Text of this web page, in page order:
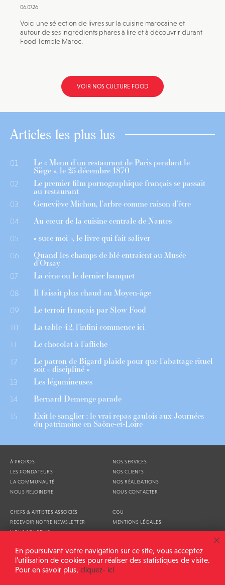
06.07.26
Voici une sélection de livres sur la cuisine marocaine et
autour de ses ingrédients phares à lire et à découvrir durant
Food Temple Maroc.
VOIR NOS CULTURE FOOD
Articles les plus lus
01 Le « Menu d’un restaurant de Paris pendant le
Siège », le 25 décembre 1870
02 Le premier film pornographique français se passait
au restaurant
03 Geneviève Michon, l’arbre comme raison d’être
04 Au cœur de la cuisine centrale de Nantes
05 « suce moi », le livre qui fait saliver
06 Quand les champs de blé entraient au Musée
d’Orsay
07 La cène ou le dernier banquet
08 Il faisait plus chaud au Moyen-âge
09 Le terroir français par Slow Food
10 La table 42, l’infini commence ici
11 Le chocolat à l’affiche
12 Le patron de Bigard plaide pour que l’abattage rituel
soit « discipliné »
13 Les légumineuses
14 Bernard Demenge parade
15 Exit le sanglier : le vrai repas gaulois aux Journées
du patrimoine en Saône-et-Loire
À PROPOS
LES FONDATEURS
LA COMMUNAUTÉ
NOUS REJOINDRE
NOS SERVICES
NOS CLIENTS
NOS RÉALISATIONS
NOUS CONTACTER
CHEFS & ARTISTES ASSOCIÉS
RECEVOIR NOTRE NEWSLETTER
NOUS SOUTENIR
CGU
MENTIONS LÉGALES
ALIMENTATION GÉNÉRALE © 2026
En poursuivant votre navigation sur ce site, vous acceptez
l’utilisation de cookies pour réaliser des statistiques de visite.
Pour en savoir plus, cliquez- ici